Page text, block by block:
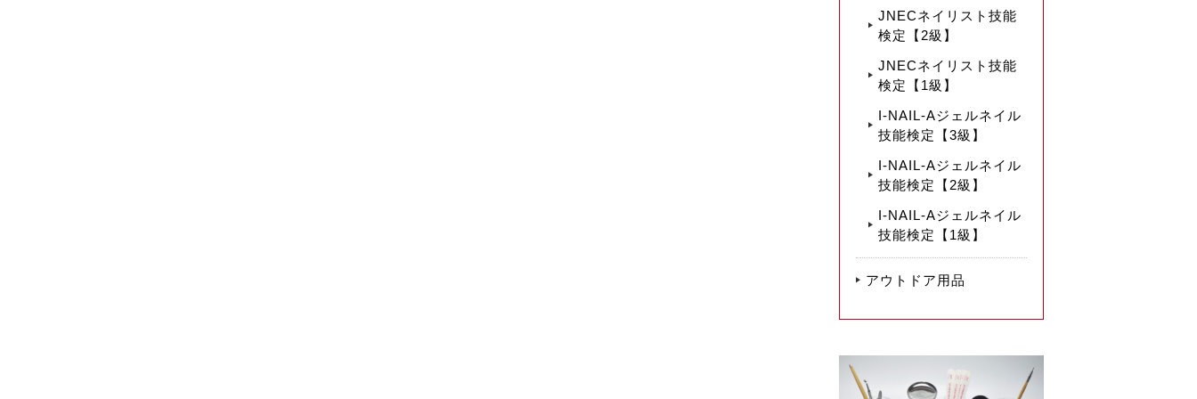
JNECネイリスト技能
検定【2級】
JNECネイリスト技能
検定【1級】
I-NAIL-Aジェルネイル
技能検定【3級】
I-NAIL-Aジェルネイル
技能検定【2級】
I-NAIL-Aジェルネイル
技能検定【1級】
アウトドア用品